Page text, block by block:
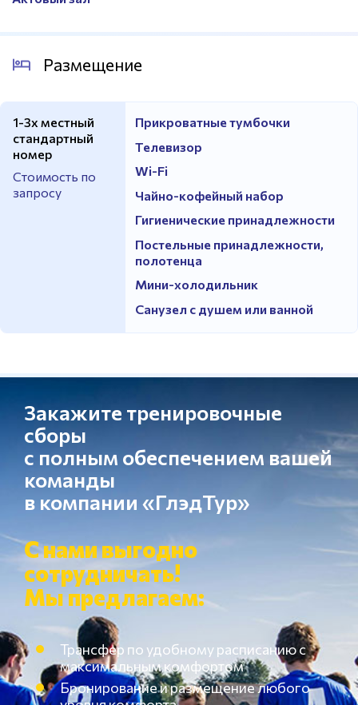
Размещение
1-3х местный
стандартный
номер
Стоимость по
запросу
Прикроватные тумбочки
Телевизор
Wi-Fi
Чайно-кофейный набор
Гигиенические принадлежности
Постельные принадлежности,
полотенца
Мини-холодильник
Санузел с душем или ванной
Закажите тренировочные
сборы
с полным обеспечением вашей
команды
в компании «ГлэдТур»
С нами выгодно
сотрудничать!
Мы предлагаем:
Трансфер по удобному расписанию с
максимальным комфортом
Бронирование и размещение любого